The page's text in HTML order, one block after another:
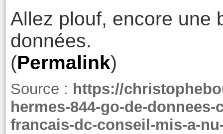
Allez plouf, encore une
données.
(Permalink)
Source : https://
hermes-844-go-de-
francais-dc-conseil-mis-a-